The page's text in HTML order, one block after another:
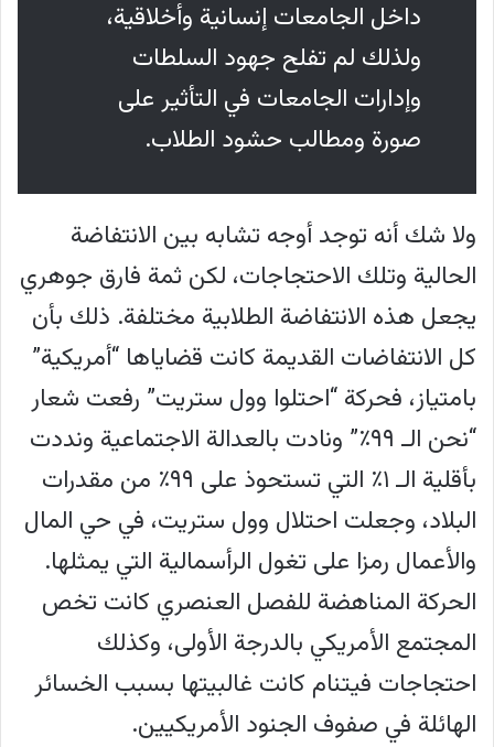
داخل الجامعات إنسانية وأخلاقية،
ولذلك لم تفلح جهود السلطات
وإدارات الجامعات في التأثير على
صورة ومطالب حشود الطلاب.
ولا شك أنه توجد أوجه تشابه بين الانتفاضة
الحالية وتلك الاحتجاجات، لكن ثمة فارق جوهري
يجعل هذه الانتفاضة الطلابية مختلفة. ذلك بأن
كل الانتفاضات القديمة كانت قضاياها “أمريكية”
بامتياز، فحركة “احتلوا وول ستريت” رفعت شعار
“نحن الـ ٩٩٪” ونادت بالعدالة الاجتماعية ونددت
بأقلية الـ ١٪ التي تستحوذ على ٩٩٪ من مقدرات
البلاد، وجعلت احتلال وول ستريت، في حي المال
والأعمال رمزا على تغول الرأسمالية التي يمثلها.
الحركة المناهضة للفصل العنصري كانت تخص
المجتمع الأمريكي بالدرجة الأولى، وكذلك
احتجاجات فيتنام كانت غالبيتها بسبب الخسائر
الهائلة في صفوف الجنود الأمريكيين.